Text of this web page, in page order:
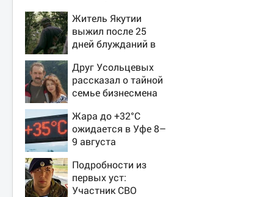
Житель Якутии
выжил после 25
дней блужданий в
Друг Усольцевых
рассказал о тайной
семье бизнесмена
Жара до +32°C
ожидается в Уфе 8–
9 августа
Подробности из
первых уст:
Участник СВО